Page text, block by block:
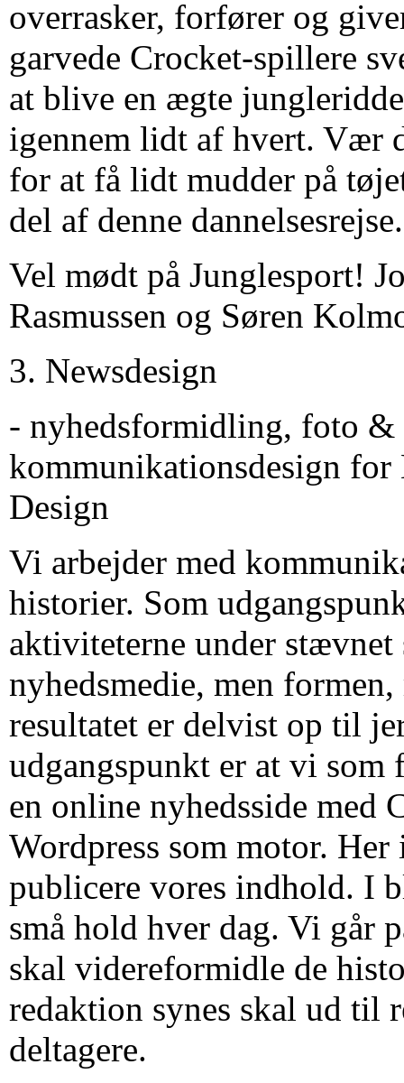
overrasker, forfører og
garvede Crocket-spillere
at blive en ægte
igennem lidt af hvert. Vær
for at få lidt mudder på
del af denne dannelsesrejse.
Vel mødt på Junglesport!
Rasmussen og Søren
3. Newsdesign
- nyhedsformidling, foto &
kommunikationsdesign
Design
Vi arbejder med
historier. Som
aktiviteterne under stævnet
nyhedsmedie, men formen,
resultatet er delvist op til
udgangspunkt er at vi som
en online nyhedsside med
Wordpress som motor.
publicere vores indhold. I
små hold hver dag. Vi går
skal videreformidle de
redaktion synes skal ud til
deltagere.